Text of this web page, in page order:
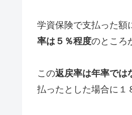
学資保険で支払った額
率は５％程度のところ
この返戻率は年率では
払ったとした場合に１